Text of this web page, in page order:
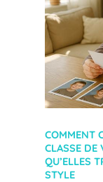
COMMENT
CLASSE DE
QU’ELLES
STYLE